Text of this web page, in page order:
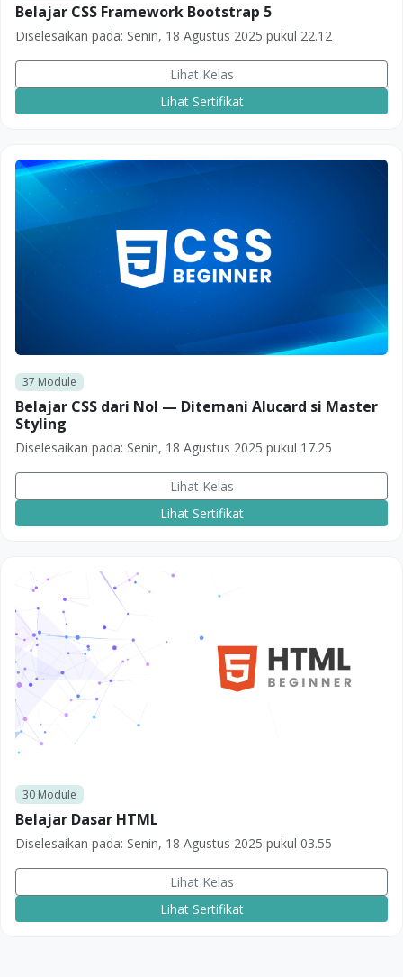
Belajar CSS Framework Bootstrap 5
Diselesaikan pada: Senin, 18 Agustus 2025 pukul 22.12
Lihat Kelas
Lihat Sertifikat
37 Module
Belajar CSS dari Nol — Ditemani Alucard si Master
Styling
Diselesaikan pada: Senin, 18 Agustus 2025 pukul 17.25
Lihat Kelas
Lihat Sertifikat
30Module
Belajar Dasar HTML
Diselesaikan pada: Senin, 18 Agustus 2025 pukul 03.55
Lihat Kelas
Lihat Sertifikat